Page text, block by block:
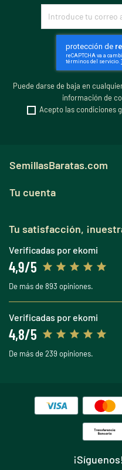
Puede darse de baja en
información de
Acepto las condiciones
SemillasBaratas.com
Tu cuenta
Tu satisfacción,
Verificadas por ekomi
4,9/5
De más de 893 opiniones.
Verificadas por ekomi
4,8/5
De más de 239 opiniones.
¡Síguenos!